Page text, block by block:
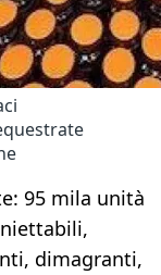
95 mila unità
dimagranti,